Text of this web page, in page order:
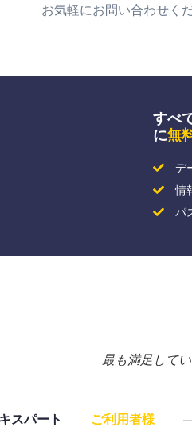
お気軽にお問い合わせくだ
すべ
に無
デ
情
パ
最も満足して
スパート ご利用者様